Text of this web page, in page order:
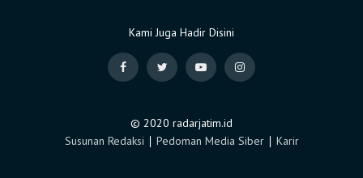
Kami Juga Hadir Disini
© 2020 radarjatim.id
Susunan Redaksi ∣ Pedoman Media Siber∣ Karir